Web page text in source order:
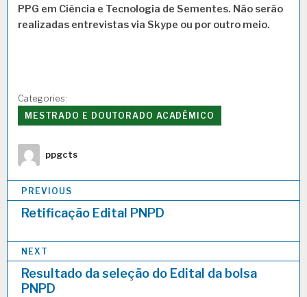
PPG em Ciência e Tecnologia de Sementes. Não serão
realizadas entrevistas via Skype ou por outro meio.
Categories:
MESTRADO E DOUTORADO ACADÊMICO
Author
ppgcts
Navegação
de
Post
PREVIOUS
Retificação Edital PNPD
NEXT
Resultado da seleção do Edital da bolsa
PNPD